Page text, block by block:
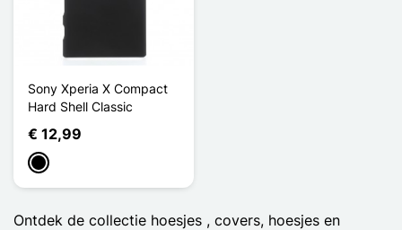
Sony Xperia X Compact
Hard Shell Classic
€ 12,99
Zwart
Ontdek de collectie hoesjes , covers, hoesjes en